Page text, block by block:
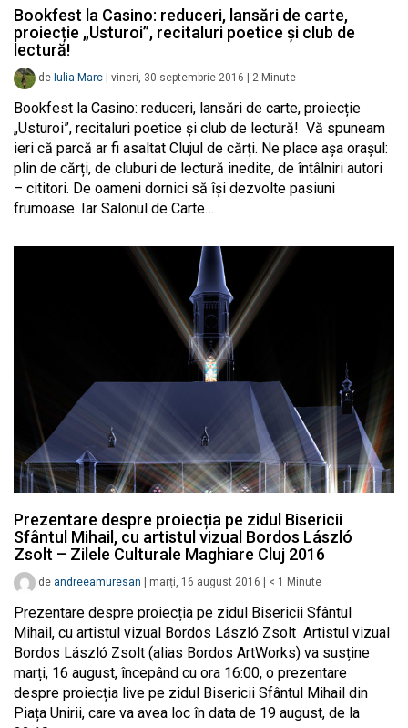
Bookfest la Casino: reduceri, lansări de carte,
proiecție „Usturoi”, recitaluri poetice și club de
lectură!
de Iulia Marc vineri, 30 septembrie 2016 2 Minute
Bookfest la Casino: reduceri, lansări de carte, proiecție
„Usturoi”, recitaluri poetice și club de lectură! Vă spuneam
ieri că parcă ar fi asaltat Clujul de cărți. Ne place așa orașul:
plin de cărți, de cluburi de lectură inedite, de întâlniri autori
– cititori. De oameni dornici să își dezvolte pasiuni
frumoase. Iar Salonul de Carte…
Prezentare despre proiecția pe zidul Bisericii
Sfântul Mihail, cu artistul vizual Bordos László
Zsolt – Zilele Culturale Maghiare Cluj 2016
de andreeamuresan marți, 16 august 2016 < 1 Minute
Prezentare despre proiecția pe zidul Bisericii Sfântul
Mihail, cu artistul vizual Bordos László Zsolt Artistul vizual
Bordos László Zsolt (alias Bordos ArtWorks) va susține
marți, 16 august, începând cu ora 16:00, o prezentare
despre proiecția live pe zidul Bisericii Sfântul Mihail din
Piața Unirii, care va avea loc în data de 19 august, de la